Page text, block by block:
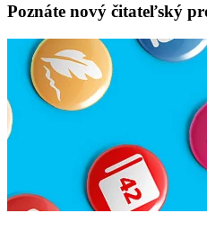
Poznáte nový čitateľský